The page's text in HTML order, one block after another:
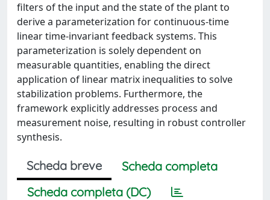
filters of the input and the state of the plant to
derive a parameterization for continuous-time
linear time-invariant feedback systems. This
parameterization is solely dependent on
measurable quantities, enabling the direct
application of linear matrix inequalities to solve
stabilization problems. Furthermore, the
framework explicitly addresses process and
measurement noise, resulting in robust controller
synthesis.
Scheda breve
Scheda completa
Scheda completa (DC)